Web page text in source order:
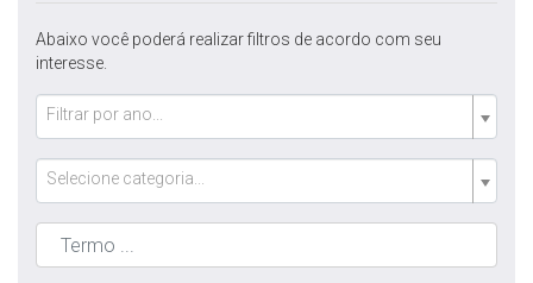
Abaixo você poderá realizar filtros de acordo com seu
interesse.
Filtrar por ano...
Selecione categoria...